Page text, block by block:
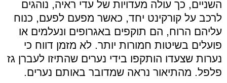
השניים, כך עולה מעדויות של עדי ראיה, נוהגים
לרכב על קורקינט יחד, כאשר מפעם לפעם, כנוח
עליהם הרוח, הם תוקפים באגרופים ונעלמים או
פועלים בשיטות חמורות יותר. לא מזמן דווח כי
נערות שצעדו הותקפו בידי נערים שהתיזו לעברן גז
פלפל. מהתיאור נראה שמדובר באותם נערים.